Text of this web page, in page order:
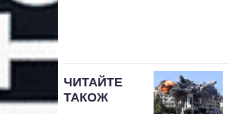
ЧИТАЙТЕ
ТАКОЖ